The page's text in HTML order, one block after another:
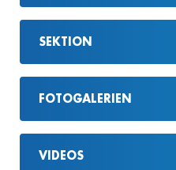
SEKTION
FOTOGALERIEN
VIDEOS